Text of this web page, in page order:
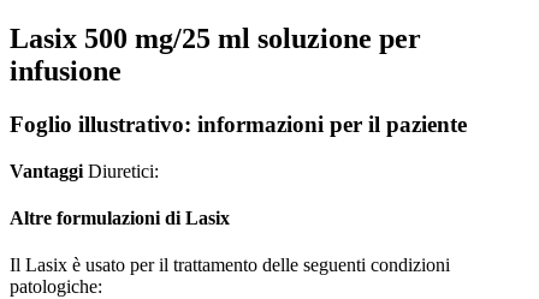
Lasix 500 mg/25 ml soluzione per
infusione
Foglio illustrativo: informazioni per il paziente
Vantaggi Diuretici:
Altre formulazioni di Lasix
Il Lasix è usato per il trattamento delle seguenti condizioni
patologiche: